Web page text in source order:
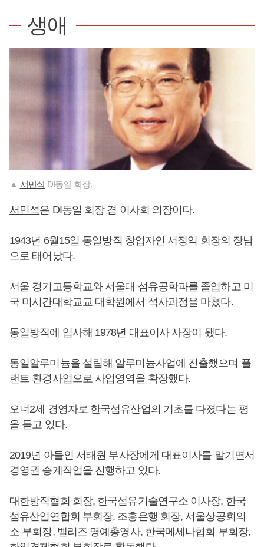
생애
▲ 서민석 DI동일 회장.
서민석은 DI동일 회장 겸 이사회 의장이다.
1943년 6월15일 동일방직 창업자인 서정익 회장의 장남
으로 태어났다.
서울 경기고등학교와 서울대 섬유공학과를 졸업하고 미
국 미시간대학교교 대학원에서 석사과정을 마쳤다.
동일방직에 입사해 1978년 대표이사 사장이 됐다.
동일알루미늄을 설립해 알루미늄사업에 진출했으며 플
랜트 환경사업으로 사업영역을 확장했다.
오너2세 경영자로 한국섬유산업의 기초를 다졌다는 평
을 듣고 있다.
2019년 아들인 서태원 부사장에게 대표이사를 맡기면서
경영권 승계작업을 진행하고 있다.
대한방직협회 회장, 한국섬유기술연구소 이사장, 한국
섬유산업연합회 부회장, 조흥은행 회장, 서울상공회의
소 부회장, 벨리즈 명예총영사, 한국메세나협회 부회장,